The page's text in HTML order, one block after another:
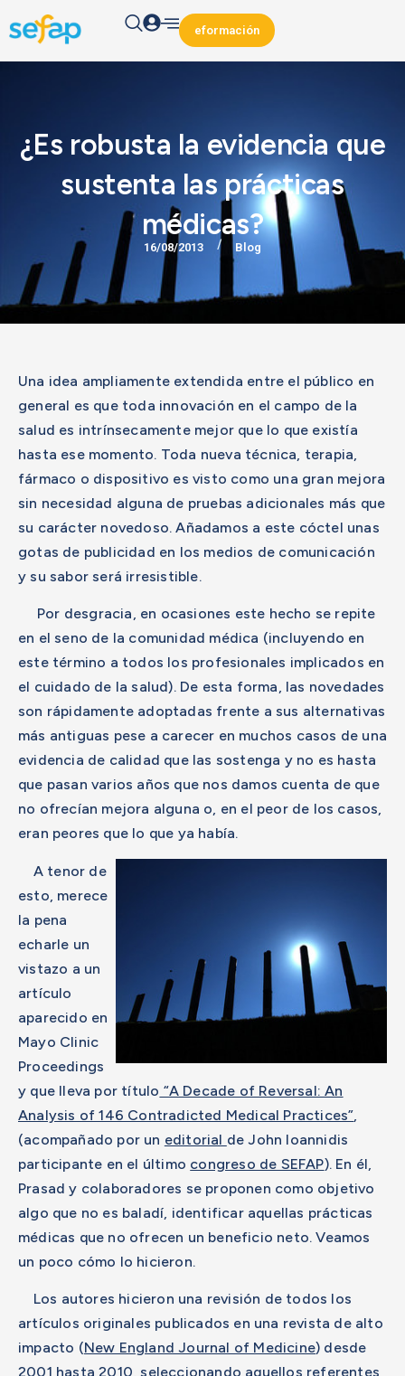
eformación
¿Es robusta la evidencia que
sustenta las prácticas
médicas?
16/08/2013 / Blog
Una idea ampliamente extendida entre el público en
general es que toda innovación en el campo de la
salud es intrínsecamente mejor que lo que existía
hasta ese momento. Toda nueva técnica, terapia,
fármaco o dispositivo es visto como una gran mejora
sin necesidad alguna de pruebas adicionales más que
su carácter novedoso. Añadamos a este cóctel unas
gotas de publicidad en los medios de comunicación
y su sabor será irresistible.
Por desgracia, en ocasiones este hecho se repite
en el seno de la comunidad médica (incluyendo en
este término a todos los profesionales implicados en
el cuidado de la salud). De esta forma, las novedades
son rápidamente adoptadas frente a sus alternativas
más antiguas pese a carecer en muchos casos de una
evidencia de calidad que las sostenga y no es hasta
que pasan varios años que nos damos cuenta de que
no ofrecían mejora alguna o, en el peor de los casos,
eran peores que lo que ya había.
A tenor de
esto, merece
la pena
echarle un
vistazo a un
artículo
aparecido en
Mayo Clinic
Proceedings
y que lleva por título “A Decade of Reversal: An
Analysis of 146 Contradicted Medical Practices”
(acompañado por un editorial de John Ioannidis
participante en el último congreso de SEFAP). En él,
Prasad y colaboradores se proponen como objetivo
algo que no es baladí, identificar aquellas prácticas
médicas que no ofrecen un beneficio neto. Veamos
un poco cómo lo hicieron.
Los autores hicieron una revisión de todos los
artículos originales publicados en una revista de alto
impacto (New England Journal of Medicine) desde
2001 hasta 2010, seleccionando aquellos referentes